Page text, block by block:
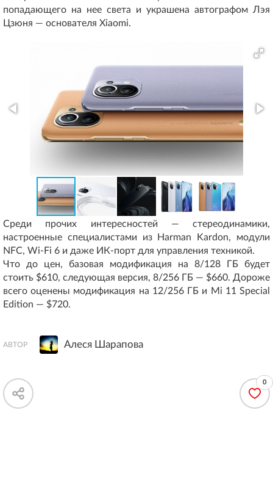
попадающего на нее света и украшена автографом Лэя
Цзюня — основателя Xiaomi.
Среди прочих интересностей — стереодинамики,
настроенные специалистами из Harman Kardon, модули
NFC, Wi-Fi 6 и даже ИК-порт для управления техникой.
Что до цен, базовая модификация на 8/128 ГБ будет
стоить $610, следующая версия, 8/256 ГБ — $660. Дороже
всего оценены модификация на 12/256 ГБ и Mi 11 Special
Edition — $720.
АВТОР Алеся Шарапова
0